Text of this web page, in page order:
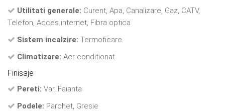
Utilitati generale: Curent, Apa, Canalizare, Gaz, CATV,
Telefon, Acces internet, Fibra optica
Sistem incalzire: Termoficare
Climatizare: Aer conditionat
Finisaje
Pereti: Var, Faianta
Podele: Parchet, Gresie